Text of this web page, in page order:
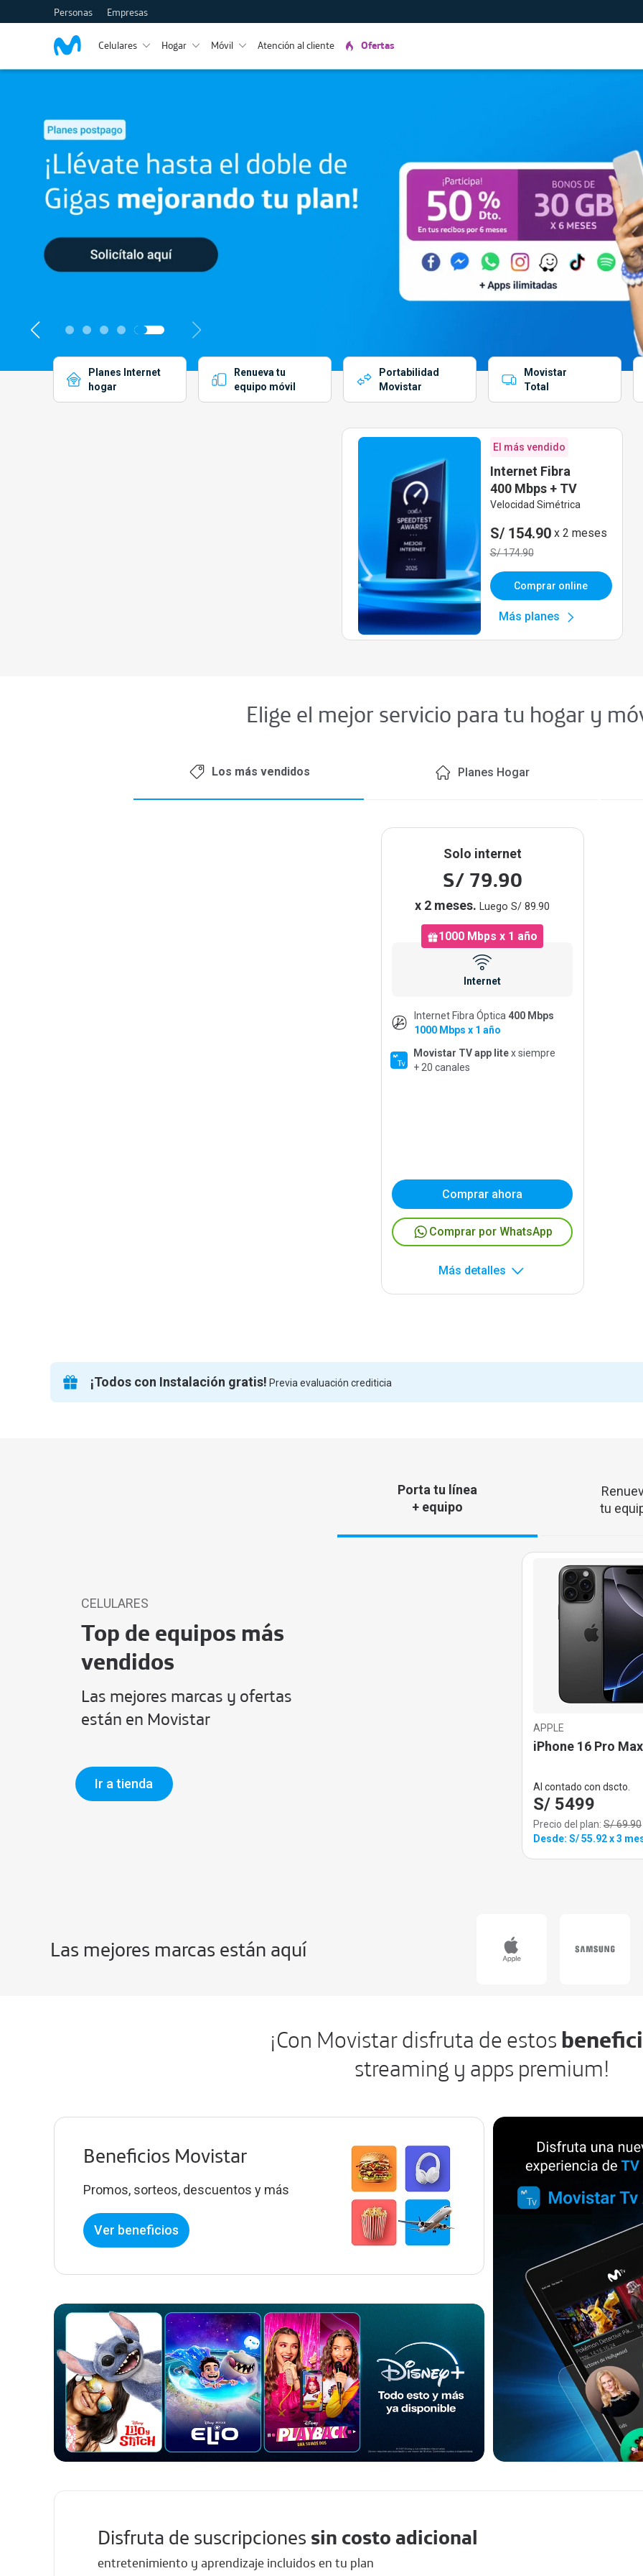
Personas Empresas
Celulares Hogar Móvil Atención al cliente Ofertas
Planes Internet
hogar
Renueva tu
equipo móvil
Portabilidad
Movistar
Movistar
Total
El más vendido
Internet Fibra
400 Mbps + TV
Velocidad Simétrica
S/ 154.90 x 2 meses
S/ 174.90
Comprar online
Más planes
Elige el mejor servicio para tu hogar y
Los más vendidos Planes Hogar
Solo internet
S/ 79.90
x 2 meses. Luego S/ 89.90
1000 Mbps x 1 año
Internet
Internet Fibra Óptica 400 Mbps
1000 Mbps x 1 año
Movistar TV app litex siempre
+ 20 canales
Comprar ahora
Comprar por WhatsApp
Más detalles
¡Todos con Instalación gratis! Previa evaluación crediticia
CELULARES
Top de equipos más
vendidos
Las mejores marcas y ofertas
están en Movistar
Ir a tienda
Porta tu línea
+ equipo
tu
APPLE
iPhone 16 Pro Max
Al contado con dscto.
S/ 5499
Precio del plan: S/ 69.90
Desde: S/ 55.92 x 3
Las mejores marcas están aquí
¡Con Movistar disfruta de estos
streaming y apps premium!
Beneficios Movistar
Promos, sorteos, descuentos y más
Ver beneficios
Disfruta de suscripciones sin costo adicional
entretenimiento y aprendizaje incluidos en tu plan